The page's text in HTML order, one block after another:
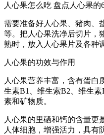
人心果怎么吃 盘点人心果的
需要准备好人心果、猪肉、
等。把人心果洗净后切片，
熟时，放入人心果片及各种
人心果的功效与作用
人心果营养丰富，含有蛋白
生素B1、维生索B2、维生
素和矿物质。
人心果的里硒和钙的含量更
人体细胞，增强活力，具有